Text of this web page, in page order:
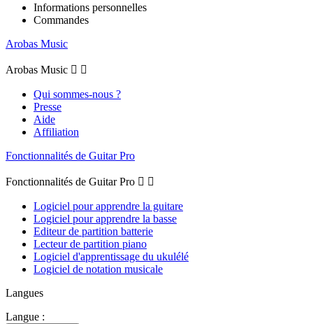
Informations personnelles
Commandes
Arobas Music
Arobas Music  
Qui sommes-nous ?
Presse
Aide
Affiliation
Fonctionnalités de Guitar Pro
Fonctionnalités de Guitar Pro  
Logiciel pour apprendre la guitare
Logiciel pour apprendre la basse
Editeur de partition batterie
Lecteur de partition piano
Logiciel d'apprentissage du ukulélé
Logiciel de notation musicale
Langues
Langue :